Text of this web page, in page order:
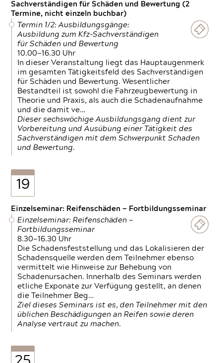
Sachverständigen für Schäden und Bewertung (2
Termine, nicht einzeln buchbar)
Termin 1/2: Ausbildungsgänge:
Ausbildung zum Kfz-Sachverständigen
für Schäden und Bewertung
10.00—16.30 Uhr
In dieser Veranstaltung liegt das Hauptaugenmerk
im gesamten Tätigkeitsfeld des Sachverständigen
für Schäden und Bewertung. Wesentlicher
Bestandteil ist sowohl die Fahrzeugbewertung in
Theorie und Praxis, als auch die Schadenaufnahme
und die damit ve…
Dieser sechswöchige Ausbildungsgang dient zur
Vorbereitung und Ausübung einer Tätigkeit des
Sachverständigen mit dem Schwerpunkt Schaden
und Bewertung.
19
Einzelseminar: Reifenschäden — Fortbildungsseminar
Einzelseminar: Reifenschäden —
Fortbildungsseminar
8.30—16.30 Uhr
Die Schadensfeststellung und das Lokalisieren der
Schadensquelle werden dem Teilnehmer ebenso
vermittelt wie Hinweise zur Behebung von
Schadenursachen. Innerhalb des Seminars werden
etliche Exponate zur Verfügung gestellt, an denen
die Teilnehmer Beg…
Ziel dieses Seminars ist es, den Teilnehmer mit den
üblichen Beschädigungen an Reifen sowie deren
Analyse vertraut zu machen.